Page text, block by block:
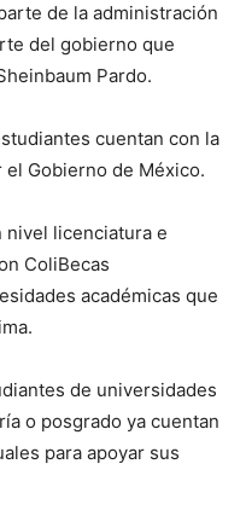
de la administración
del gobierno que
Pardo.
cuentan con la
Gobierno de México.
nivel licenciatura e
ColiBecas
académicas que
de universidades
o posgrado ya cuentan
para apoyar sus